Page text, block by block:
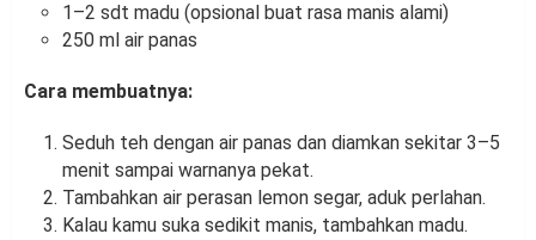
1–2 sdt madu (opsional buat rasa manis alami)
250 ml air panas
Cara membuatnya:
Seduh teh dengan air panas dan diamkan sekitar 3–5
menit sampai warnanya pekat.
Tambahkan air perasan lemon segar, aduk perlahan.
Kalau kamu suka sedikit manis, tambahkan madu.